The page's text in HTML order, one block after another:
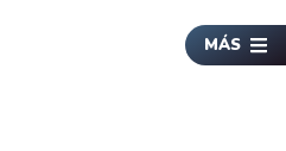
MÁS